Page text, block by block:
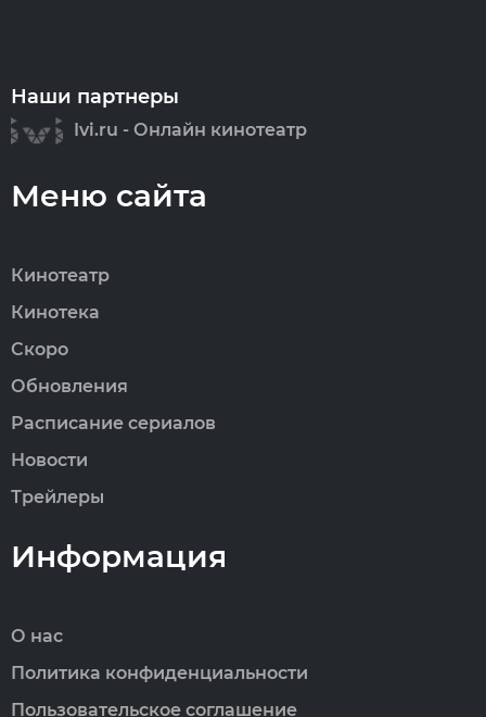
Наши партнеры
Ivi.ru - Онлайн кинотеатр
Меню сайта
Кинотеатр
Кинотека
Скоро
Обновления
Расписание сериалов
Новости
Трейлеры
Информация
О нас
Политика конфиденциальности
Пользовательское соглашение